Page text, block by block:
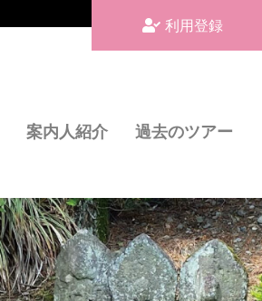
利用登録
案内人紹介 過去のツアー